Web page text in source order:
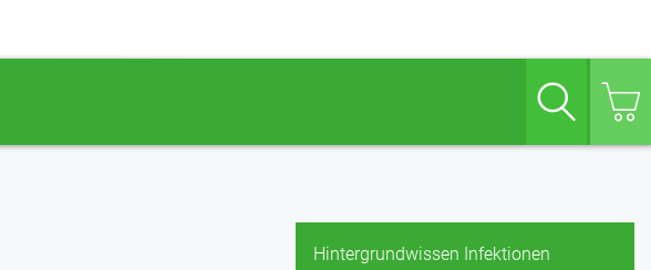
Suche
Hintergrundwissen Infektionen